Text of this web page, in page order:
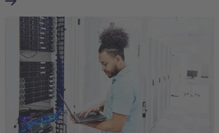
Weiter zu Elektronikversicherung